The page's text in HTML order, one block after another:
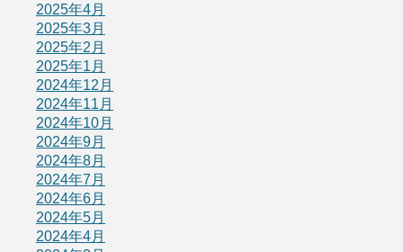
2025年4月
2025年3月
2025年2月
2025年1月
2024年12月
2024年11月
2024年10月
2024年9月
2024年8月
2024年7月
2024年6月
2024年5月
2024年4月